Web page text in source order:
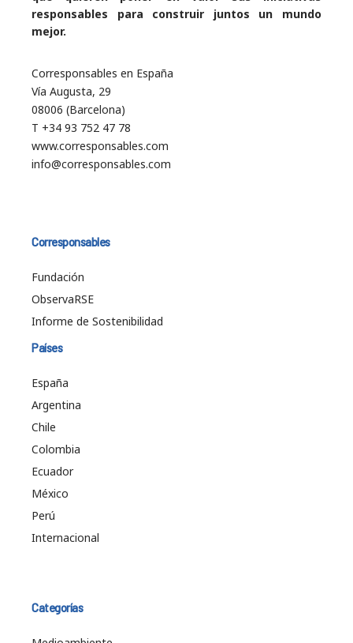
responsables para construir juntos un mundo
mejor.
Corresponsables en España
Vía Augusta, 29
08006 (Barcelona)
T +34 93 752 47 78
www.corresponsables.com
info@corresponsables.com
Corresponsables
Fundación
ObservaRSE
Informe de Sostenibilidad
Países
España
Argentina
Chile
Colombia
Ecuador
México
Perú
Internacional
Categorías